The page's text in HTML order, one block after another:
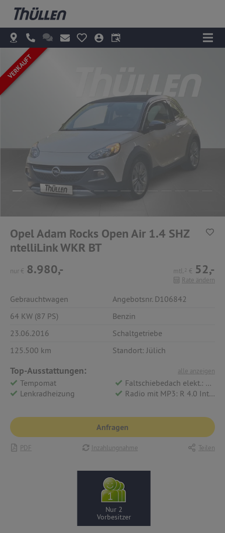
VERKAUFT
Opel Adam Rocks Open Air 1.4 SHZ
ntelliLink WKR BT
nur € 8.980,- mtl. 2 € 52,-
Rate ändern
Gebrauchtwagen
Angebotsnr. D106842
64 KW (87 PS)
Benzin
23.06.2016
Schaltgetriebe
125.500 km
Standort: Jülich
alle anzeigen
Top-Ausstattungen:
Tempomat
Faltschiebedach elekt.: Swing Top Stoff-Faltdach in Black
Lenkradheizung
Radio mit MP3: R 4.0 IntelliLink
Anfragen
PDF Inzahlungnahme Teilen
Nur 2
Vorbesitzer